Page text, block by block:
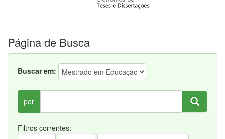
Página de Busca
Buscar em:
por
Filtros correntes: